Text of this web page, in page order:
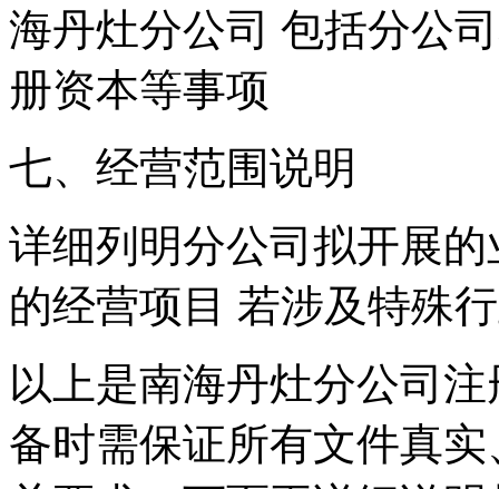
海丹灶分公司 包括分公
册资本等事项
七、经营范围说明
详细列明分公司拟开展
的经营项目 若涉及特殊
以上是南海丹灶分公司
备时需保证所有文件真